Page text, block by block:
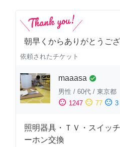
朝早くからありがとうご
依頼されたチケット
maaasa check_circle
男性 / 60代 / 東京都
sentiment_satisfied 1247 sentiment_neutral 77 sentiment_dissatisfied 3
照明器具・ＴＶ・スイッ
ーホン交換